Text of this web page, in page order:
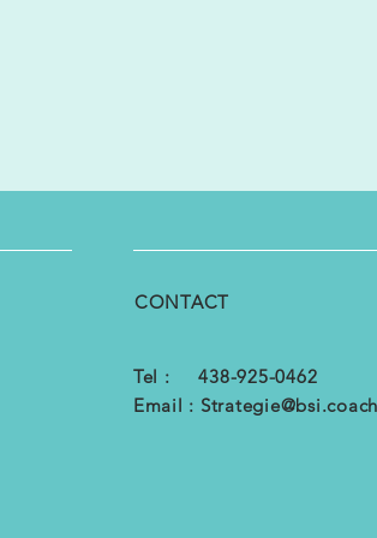
CONTACT
Tel : 438-925-0462
Email : Strategie@bsi.coach